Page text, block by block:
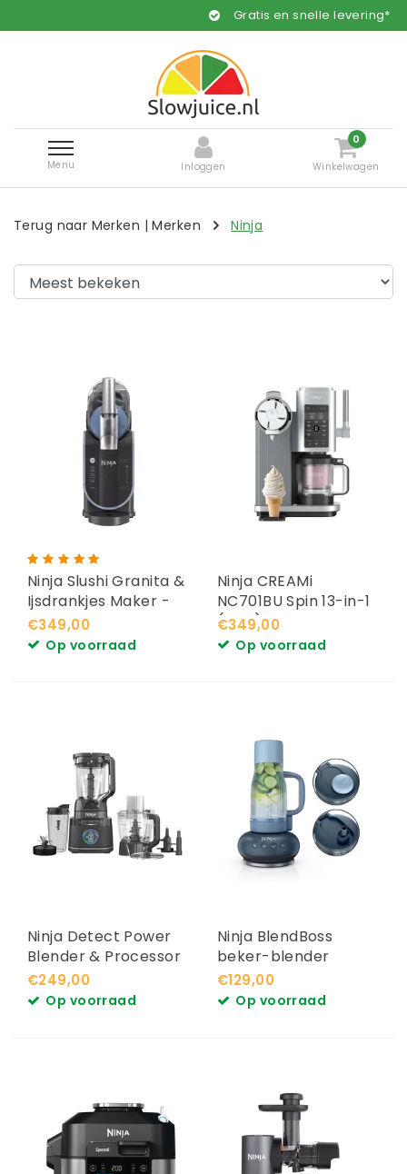
Gratis en snelle levering*
Menu Inloggen
0
Winkelwagen
Terug naar Merken |Merken Ninja
Ninja Slushi Granita &
Ijsdrankjes Maker -
2.5L - FS301EU
€349,00
Op voorraad
Ninja CREAMi
NC701BU Spin 13-in-1
(Soft)ijsmachine
€349,00
Op voorraad
Ninja Detect Power
Blender & Processor
Pro TB401EU
€249,00
Op voorraad
Ninja BlendBoss
beker-blender
Cyberspace
DB351EUCY
€129,00
Op voorraad